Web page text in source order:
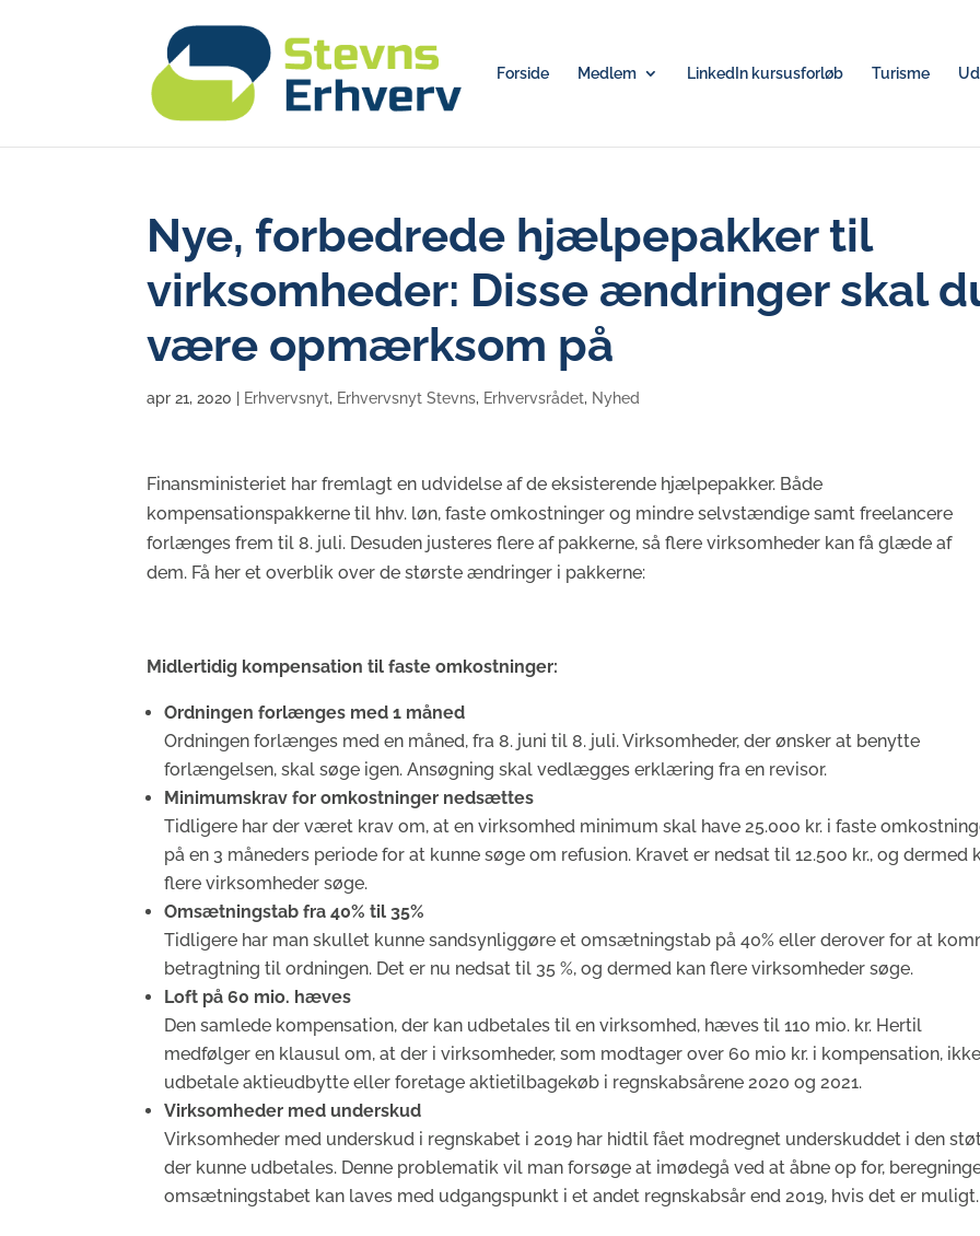
Forside Medlem LinkedIn kursusforløb Turisme
Nye, forbedrede hjælpepakker til
virksomheder: Disse ændringer skal
være opmærksom på
apr 21, 2020 Erhvervsnyt, Erhvervsnyt Stevns, Erhvervsrådet, Nyhed
Finansministeriet har fremlagt en udvidelse af de eksisterende hjælpepakker. Både
kompensationspakkerne til hhv. løn, faste omkostninger og mindre selvstændige samt freelancere
forlænges frem til 8. juli. Desuden justeres flere af pakkerne, så flere virksomheder kan få glæde af
dem. Få her et overblik over de største ændringer i pakkerne:
Midlertidig kompensation til faste omkostninger:
Ordningen forlænges med 1 måned
Ordningen forlænges med en måned, fra 8. juni til 8. juli. Virksomheder, der ønsker at benytte
forlængelsen, skal søge igen. Ansøgning skal vedlægges erklæring fra en revisor.
Minimumskrav for omkostninger nedsættes
Tidligere har der været krav om, at en virksomhed minimum skal have 25.000 kr. i faste
på en 3 måneders periode for at kunne søge om refusion. Kravet er nedsat til 12.500 kr., og dermed
flere virksomheder søge.
Omsætningstab fra 40% til 35%
Tidligere har man skullet kunne sandsynliggøre et omsætningstab på 40% eller derover for at
betragtning til ordningen. Det er nu nedsat til 35 %, og dermed kan flere virksomheder søge.
Loft på 60 mio. hæves
Den samlede kompensation, der kan udbetales til en virksomhed, hæves til 110 mio. kr. Hertil
medfølger en klausul om, at der i virksomheder, som modtager over 60 mio kr. i kompensation,
udbetale aktieudbytte eller foretage aktietilbagekøb i regnskabsårene 2020 og 2021.
Virksomheder med underskud
Virksomheder med underskud i regnskabet i 2019 har hidtil fået modregnet underskuddet i den
der kunne udbetales. Denne problematik vil man forsøge at imødegå ved at åbne op for,
omsætningstabet kan laves med udgangspunkt i et andet regnskabsår end 2019, hvis det er muligt.